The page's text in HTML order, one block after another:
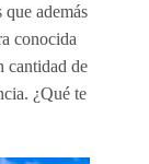
que además
conocida
cantidad de
¿Qué te